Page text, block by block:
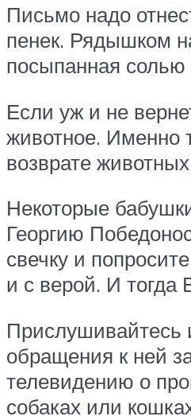
Письмо надо
пенек. Рядышком
посыпанная
Если уж и не
животное. Именно
возврате животных
Некоторые
Георгию
свечку и
и с верой. И
Прислушивайтесь
обращения к ней
телевидению о
собаках или